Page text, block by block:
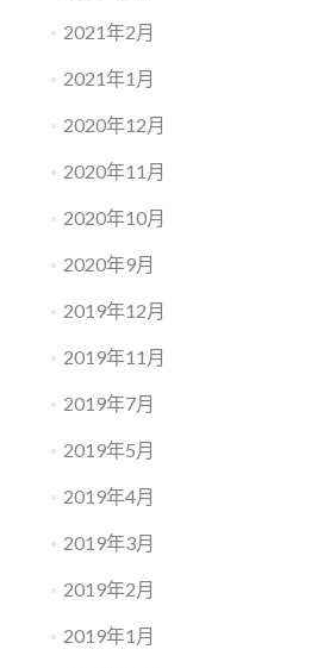
2021年2月
2021年1月
2020年12月
2020年11月
2020年10月
2020年9月
2019年12月
2019年11月
2019年7月
2019年5月
2019年4月
2019年3月
2019年2月
2019年1月